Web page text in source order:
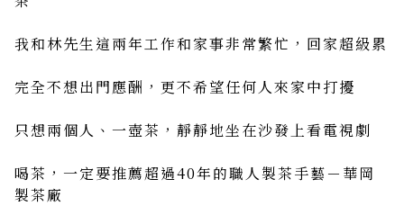
我和林先生這兩年工作和家事非常繁忙，回家超級累
完全不想出門應酬，更不希望任何人來家中打擾
只想兩個人、一壺茶，靜靜地坐在沙發上看電視劇
喝茶，一定要推薦超過40年的職人製茶手藝－華岡
製茶廠